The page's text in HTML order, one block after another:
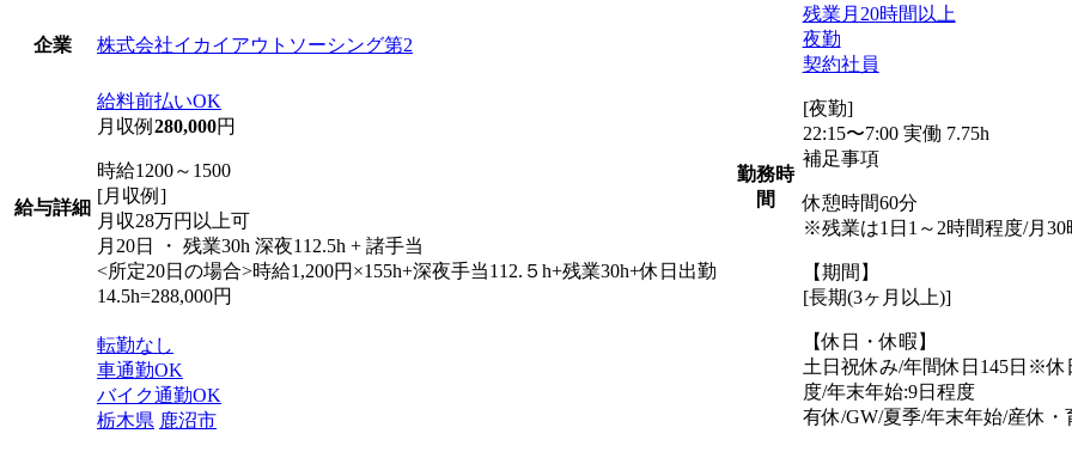
企業 株式会社イカイアウトソーシング第2
給与詳細
給料前払いOK
月収例 280,000円
時給1200～1500
[月収例]
月収28万円以上可
月20日 ・ 残業30h 深夜112.5h + 諸手当
<所定20日の場合>時給1,200円×155h+深夜手当112.５h+残業30h+休日出勤
14.5h=288,000円
転勤なし
車通勤OK
バイク通勤OK
栃木県 鹿沼市
勤務時
間
残業月20時間以上
夜勤
契約社員
[夜勤]
22:15〜7:00 実働 7.75h
補足事項
休憩時間60分
※残業は1日1～2時間程度/月
【期間】
[長期(3ヶ月以上)]
【休日・休暇】
土日祝休み/年間休日145日※休
度/年末年始:9日程度
有休/GW/夏季/年末年始/産休